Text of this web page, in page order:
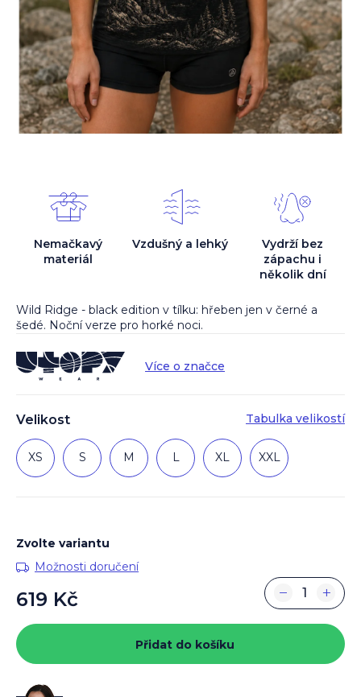
Velikost Tabulka velikostí
XS S M L XL XXL
Wild Ridge - black edition v tílku: hřeben jen v černé a
šedé. Noční verze pro horké noci.
Více o značce
Nemačkavý
materiál
Vzdušný a lehký
Vydrží bez
zápachu i
několik dní
Zvolte variantu
Možnosti doručení
619 Kč
cena:
+
−
Přidat do košíku